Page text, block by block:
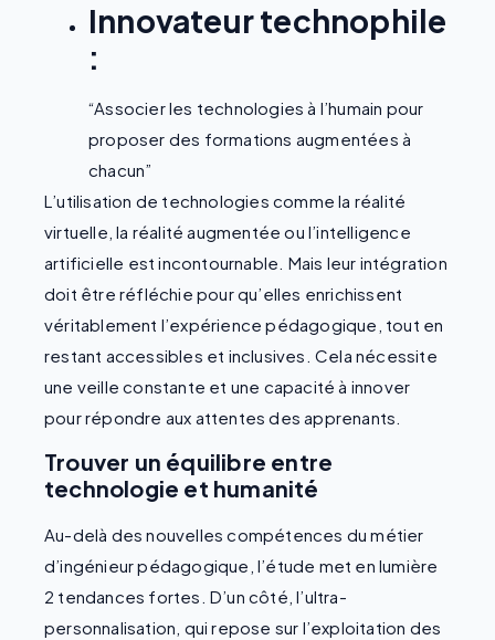
Innovateur technophile
:
“Associer les technologies à l’humain pour
proposer des formations augmentées à
chacun”
L’utilisation de technologies comme la réalité
virtuelle, la réalité augmentée ou l’intelligence
artificielle est incontournable. Mais leur intégration
doit être réfléchie pour qu’elles enrichissent
véritablement l’expérience pédagogique, tout en
restant accessibles et inclusives. Cela nécessite
une veille constante et une capacité à innover
pour répondre aux attentes des apprenants.
Trouver un équilibre entre
technologie et humanité
Au-delà des nouvelles compétences du métier
d’ingénieur pédagogique, l’étude met en lumière
2 tendances fortes. D’un côté, l’ultra-
personnalisation, qui repose sur l’exploitation des